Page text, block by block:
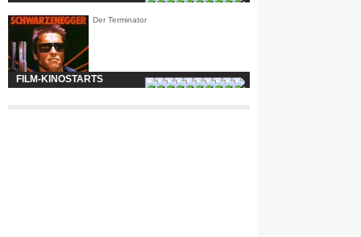
Der Terminator
FILM-KINOSTARTS